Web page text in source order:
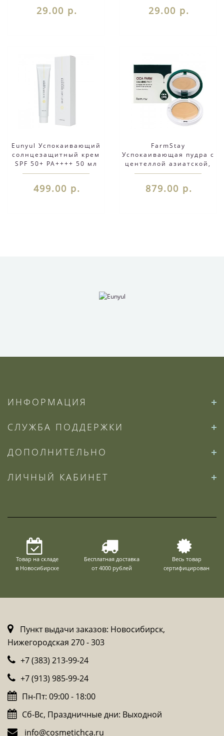
29.00 р. 29.00 р.
Eunyul Успокаивающий
солнцезащитный крем
SPF 50+ PA++++ 50 мл
499.00 р.
FarmStay
Успокаивающая пудра с
центеллой азиатской,
13г
879.00 р.
ИНФОРМАЦИЯ
СЛУЖБА ПОДДЕРЖКИ
ДОПОЛНИТЕЛЬНО
ЛИЧНЫЙ КАБИНЕТ
Товар на складе
в Новосибирске
Бесплатная доставка
от 4000 рублей
Весь товар
сертифицирован
Пункт выдачи заказов: Новосибирск,
Нижегородская 270 - 303
+7 (383) 213-99-24
+7 (913) 985-99-24
Пн-Пт: 09:00 - 18:00
Сб-Вс, Праздничные дни: Выходной
info@cosmetichca.ru